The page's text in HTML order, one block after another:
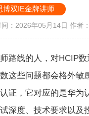
博双IE金牌讲师
间：2026年05月14日作者
路线的人，对HCIP
这些问题都会格外敏
证，它对应的是华为
深度、技术要求以及